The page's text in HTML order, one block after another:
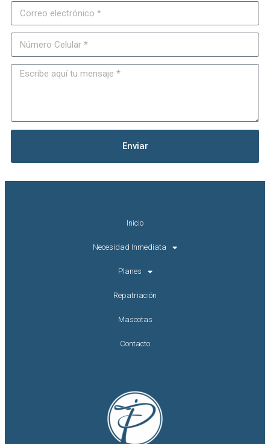
Enviar
Inicio
Necesidad Inmediata
Planes
Repatriación
Mascotas
Contacto